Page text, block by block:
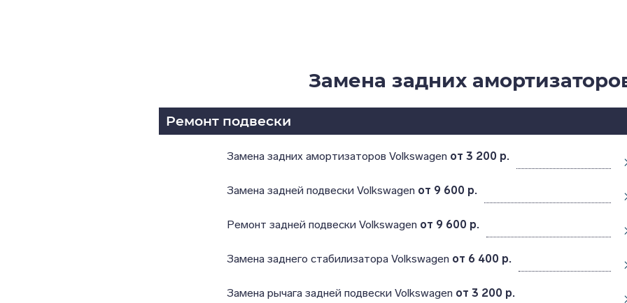
Замена задних
Ремонт подвески
Замена задних амортизаторов Volkswagen от 3 200 р.
Замена задней подвески Volkswagen от 9 600 р.
Ремонт задней подвески Volkswagen от 9 600 р.
Замена заднего стабилизатора Volkswagen от 6 400 р.
Замена рычага задней подвески Volkswagen от 3 200 р.